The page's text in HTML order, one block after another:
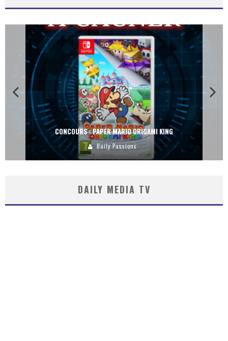
CONCOURS : PAPER MARIO ORIGAMI KING
Daily Passions
DAILY MEDIA TV